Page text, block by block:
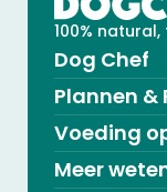
100%
Dog Chef
Plannen &
Voeding
Meer